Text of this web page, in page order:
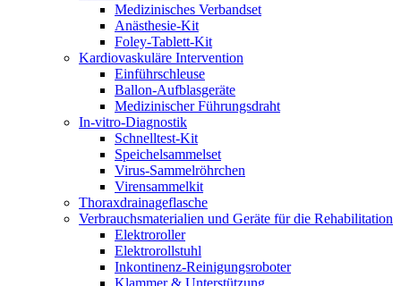
Medizinisches Verbandset
Anästhesie-Kit
Foley-Tablett-Kit
Kardiovaskuläre Intervention
Einführschleuse
Ballon-Aufblasgeräte
Medizinischer Führungsdraht
In-vitro-Diagnostik
Schnelltest-Kit
Speichelsammelset
Virus-Sammelröhrchen
Virensammelkit
Thoraxdrainageflasche
Verbrauchsmaterialien und Geräte für die Rehabilitation
Elektroroller
Elektrorollstuhl
Inkontinenz-Reinigungsroboter
Klammer & Unterstützung